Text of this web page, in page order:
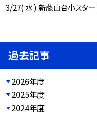
3/27( 水 ) 新藤山台小スター
過去記事
2026年度
2025年度
2024年度